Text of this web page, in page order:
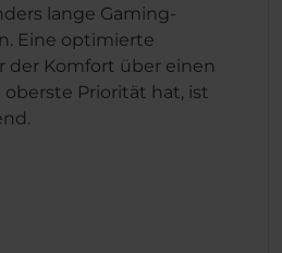
lange Gaming-
Eine optimierte
der Komfort über einen
Priorität hat, ist